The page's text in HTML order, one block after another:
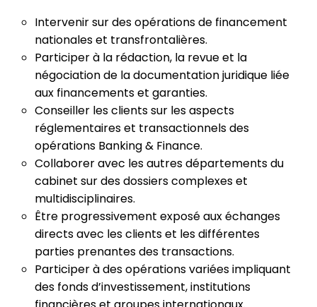
Intervenir sur des opérations de financement
nationales et transfrontalières.
Participer à la rédaction, la revue et la
négociation de la documentation juridique liée
aux financements et garanties.
Conseiller les clients sur les aspects
réglementaires et transactionnels des
opérations Banking & Finance.
Collaborer avec les autres départements du
cabinet sur des dossiers complexes et
multidisciplinaires.
Être progressivement exposé aux échanges
directs avec les clients et les différentes
parties prenantes des transactions.
Participer à des opérations variées impliquant
des fonds d’investissement, institutions